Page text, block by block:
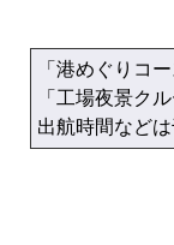
「港めぐりコ
「工場夜景ク
出航時間など